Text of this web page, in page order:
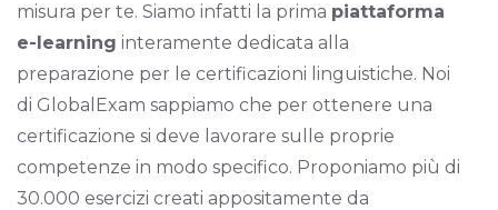
misura per te. Siamo infatti la prima piattaforma
e-learning interamente dedicata alla
preparazione per le certificazioni linguistiche. Noi
di GlobalExam sappiamo che per ottenere una
certificazione si deve lavorare sulle proprie
competenze in modo specifico. Proponiamo più di
30.000 esercizi creati appositamente da